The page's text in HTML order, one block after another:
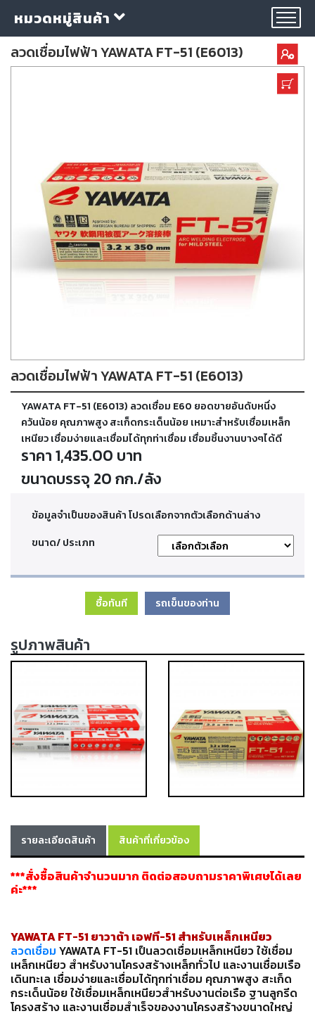
ท่อ
บรรจุ
วาล์ว
เครื่อง
เครื่อง
ตัด
พลา
เชื่อม
วัสดุ
อุปกรณ์
เครื่อง
ช่าง
ลวด
เชื่อม
เชื่อม
เหล็ก
หมวดหมู่สินค้า
ลวดเชื่อมไฟฟ้า YAWATA FT-51 (E6013)
ลวดเชื่อมไฟฟ้า YAWATA FT-51 (E6013)
YAWATA FT-51 (E6013) ลวดเชื่อม E60 ยอดขายอันดับหนึ่ง
ควันน้อย คุณภาพสูง สะเก็ดกระเด็นน้อย เหมาะสำหรับเชื่อมเหล็ก
เหนียว เชื่อมง่ายและเชื่อมได้ทุกท่าเชื่อม เชื่อมชิ้นงานบางๆได้ดี
ราคา 1,435.00 บาท
ขนาดบรรจุ 20 กก./ลัง
ข้อมูลจำเป็นของสินค้า โปรดเลือกจากตัวเลือกด้านล่าง
ขนาด/ ประเภท
ซื้อทันที รถเข็นของท่าน
รูปภาพสินค้า
รายละเอียดสินค้า สินค้าที่เกี่ยวข้อง
***สั่งซื้อสินค้าจำนวนมาก ติดต่อสอบถามราคาพิเศษได้เลย
ค่ะ***
YAWATA FT-51 ยาวาต้า เอฟที-51 สำหรับเหล็กเหนียว
ลวดเชื่อม YAWATA FT-51 เป็นลวดเชื่อมเหล็กเหนียว ใช้เชื่อม
เหล็กเหนียว สำหรับงานโครงสร้างเหล็กทั่วไป และงานเชื่อมเรือ
เดินทะเล เชื่อมง่ายและเชื่อมได้ทุกท่าเชื่อม คุณภาพสูง สะเก็ด
กระเด็นน้อย ใช้เชื่อมเหล็กเหนียวสำหรับงานต่อเรือ ฐานลูกรีด
โครงสร้าง และงานเชื่อมสำเร็จของงานโครงสร้างขนาดใหญ่